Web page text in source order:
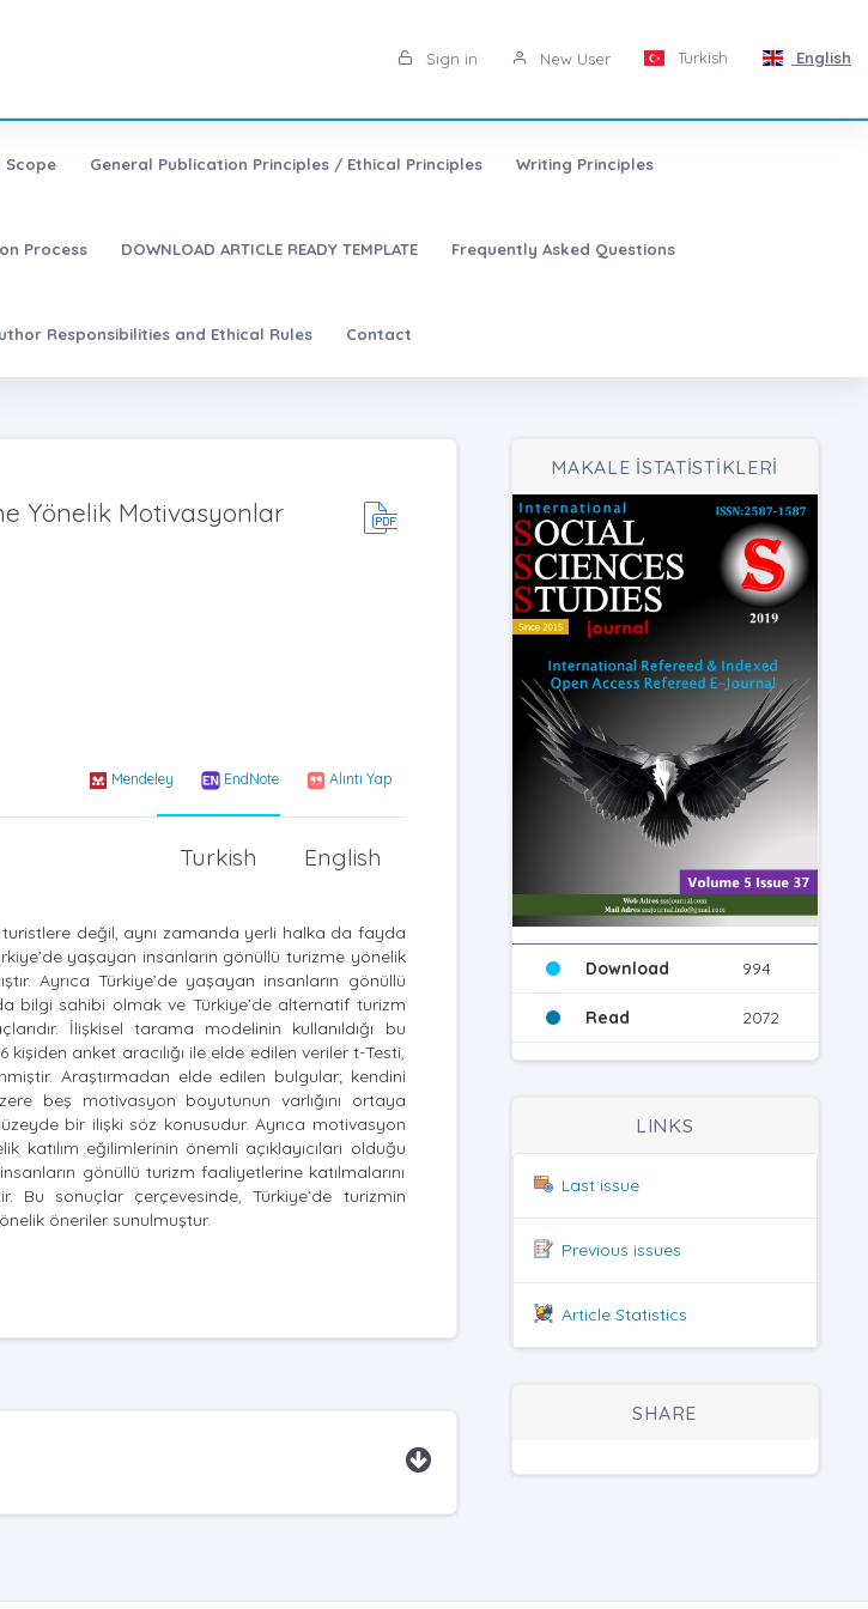
Sign in New User Turkish English
Scope General Publication Principles / Ethical Principles Writing Principles
Process DOWNLOAD ARTICLE READY TEMPLATE Frequently Asked Questions
Responsibilities and Ethical Rules Contact
Yönelik Motivasyonlar
Mendeley EndNote Alıntı Yap
English
Turkish
değil, aynı zamanda yerli halka da fayda
yaşayan insanların gönüllü turizme yönelik
Ayrıca Türkiye’de yaşayan insanların gönüllü
bilgi sahibi olmak ve Türkiye’de alternatif turizm
İlişkisel tarama modelinin kullanıldığı bu
anket aracılığı ile elde edilen veriler t-Testi,
Araştırmadan elde edilen bulgular; kendini
beş motivasyon boyutunun varlığını ortaya
bir ilişki söz konusudur. Ayrıca motivasyon
eğilimlerinin önemli açıklayıcıları olduğu
gönüllü turizm faaliyetlerine katılmalarını
Bu sonuçlar çerçevesinde, Türkiye’de turizmin
öneriler sunulmuştur.
MAKALE İSTATİSTİKLERİ
Download 994
Read 2072
LINKS
Last issue
Previous issues
Article Statistics
SHARE